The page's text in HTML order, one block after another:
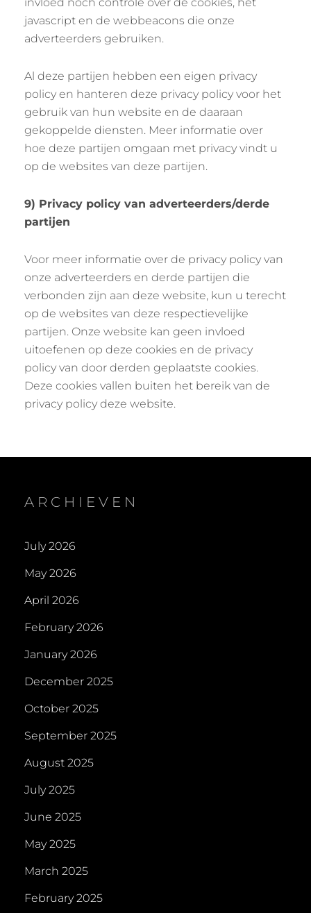
javascript en de webbeacons die onze
adverteerders gebruiken.
Al deze partijen hebben een eigen privacy
policy en hanteren deze privacy policy voor het
gebruik van hun website en de daaraan
gekoppelde diensten. Meer informatie over
hoe deze partijen omgaan met privacy vindt u
op de websites van deze partijen.
9) Privacy policy van adverteerders/derde
partijen
Voor meer informatie over de privacy policy van
onze adverteerders en derde partijen die
verbonden zijn aan deze website, kun u terecht
op de websites van deze respectievelijke
partijen. Onze website kan geen invloed
uitoefenen op deze cookies en de privacy
policy van door derden geplaatste cookies.
Deze cookies vallen buiten het bereik van de
privacy policy deze website.
ARCHIEVEN
July 2026
May 2026
April 2026
February 2026
January 2026
December 2025
October 2025
September 2025
August 2025
July 2025
June 2025
May 2025
March 2025
February 2025